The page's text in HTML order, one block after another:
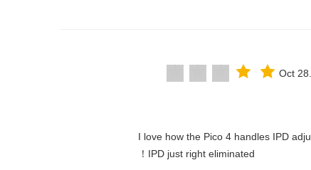
Oct
"I love how the Pico 4 handles IPD
IPD just right eliminated！